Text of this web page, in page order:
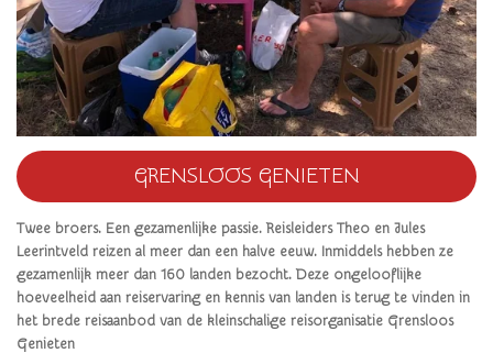
GRENSLOOS GENIETEN
Twee broers. Een gezamenlijke passie. Reisleiders Theo en Jules
Leerintveld reizen al meer dan een halve eeuw. Inmiddels hebben ze
gezamenlijk meer dan 160 landen bezocht. Deze ongelooflijke
hoeveelheid aan reiservaring en kennis van landen is terug te vinden in
het brede reisaanbod van de kleinschalige reisorganisatie Grensloos
Genieten